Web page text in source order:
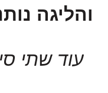
והליגה
עוד שתי